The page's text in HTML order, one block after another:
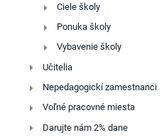
Ciele školy
Ponuka školy
Vybavenie školy
Učitelia
Nepedagogickí zamestnanci
Voľné pracovné miesta
Darujte nám 2% dane